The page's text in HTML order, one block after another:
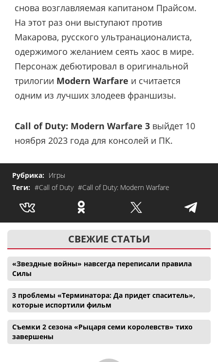
снова возглавляемая капитаном Прайсом.
На этот раз они выступают против
Макарова, русского ультранационалиста,
одержимого желанием сеять хаос в мире.
Персонаж дебютировал в оригинальной
трилогии Modern Warfare и считается
одним из лучших злодеев франшизы.
Call of Duty: Modern Warfare 3 выйдет 10
ноября 2023 года для консолей и ПК.
Рубрика: Игры
Теги: #Call of Duty #Call of Duty: Modern Warfare
СВЕЖИЕ СТАТЬИ
«Звездные войны» навсегда переписали правила
Силы
3 проблемы «Терминатора: Да придет спаситель»,
которые испортили фильм
Съемки 2 сезона «Рыцаря семи королевств» тихо
завершены